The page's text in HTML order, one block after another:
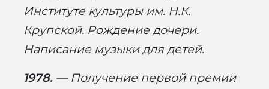
Институте культуры им. Н.К.
Крупской. Рождение дочери.
Написание музыки для детей.
1978. — Получение первой премии